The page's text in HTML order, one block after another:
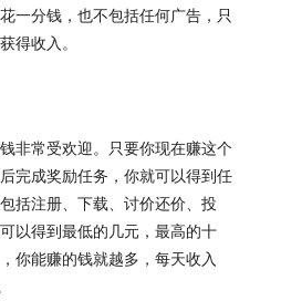
一分钱，也不包括任何广告，只
得收入。
非常受欢迎。只要你现在赚这个
完成奖励任务，你就可以得到任
括注册、下载、讨价还价、投
以得到最低的几元，最高的十
你能赚的钱就越多，每天收入